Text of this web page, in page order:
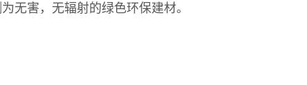
无害，无辐射的绿色环保建材。